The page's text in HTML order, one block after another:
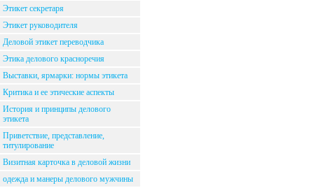
Этикет секретаря
Этикет руководителя
Деловой этикет переводчика
Этика делового красноречия
Выставки, ярмарки: нормы этикета
Критика и ее этические аспекты
История и принципы делового
этикета
Приветствие, представление,
титулирование
Визитная карточка в деловой жизни
одежда и манеры делового мужчины